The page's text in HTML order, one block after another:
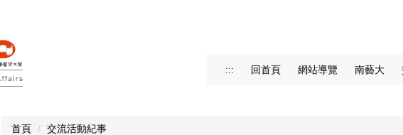
::: 回首頁 網站導覽 南藝大
首頁 交流活動紀事